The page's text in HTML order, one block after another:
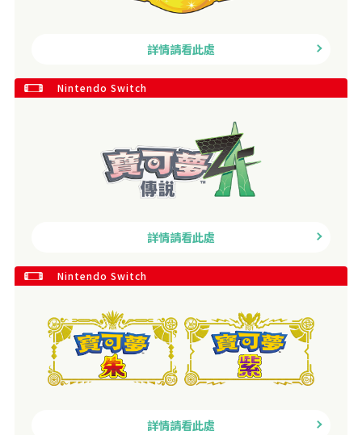
詳情請看此處
Nintendo Switch
詳情請看此處
Nintendo Switch
詳情請看此處